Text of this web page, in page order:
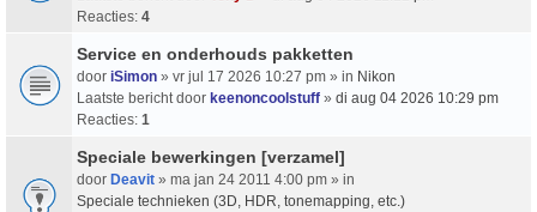
Reacties: 4
Service en onderhouds pakketten
door iSimon » vr jul 17 2026 10:27 pm » in Nikon
Laatste bericht door keenoncoolstuff » di aug 04 2026 10:29 pm
Reacties: 1
Speciale bewerkingen [verzamel]
door Deavit » ma jan 24 2011 4:00 pm » in
Speciale technieken (3D, HDR, tonemapping, etc.)